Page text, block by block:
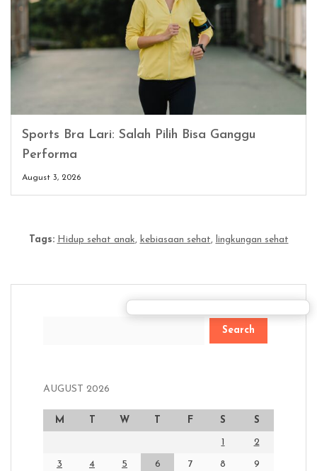
Sports Bra Lari: Salah Pilih Bisa Ganggu
Performa
August 3, 2026
Tags: Hidup sehat anak, kebiasaan sehat, lingkungan sehat
AUGUST 2026
M T W T F S S
1 2
3 4 5 6 7 8 9